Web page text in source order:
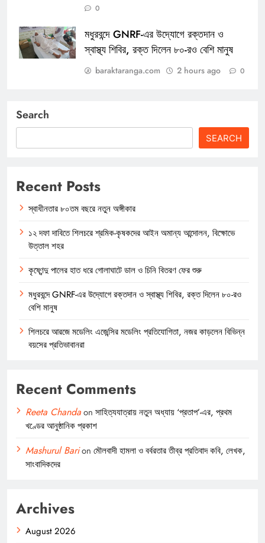
0
মধুরবন্দে GNRF-এর উদ্যোগে রক্তদান ও
স্বাস্থ্য শিবির, রক্ত দিলেন ৮০-রও বেশি মানুষ
baraktaranga.com 2 hours ago 0
Search
SEARCH
Recent Posts
স্বাধীনতার ৮০তম বছরে নতুন অঙ্গীকার
১২ দফা দাবিতে শিলচরে শ্রমিক-কৃষকদের আইন অমান্য আন্দোলন, বিক্ষোভে
উত্তাল শহর
কৃষ্ণেন্দু পালের হাত ধরে গোলাঘাটে ডাল ও চিনি বিতরণ ফের শুরু
মধুরবন্দে GNRF-এর উদ্যোগে রক্তদান ও স্বাস্থ্য শিবির, রক্ত দিলেন ৮০-রও
বেশি মানুষ
শিলচরে আরজে মডেলিং এজেন্সির মডেলিং প্রতিযোগিতা, নজর কাড়লেন বিভিন্ন
বয়সের প্রতিভাবানরা
Recent Comments
Reeta Chandaon সাহিত্যযাত্রায় নতুন অধ্যায় ‘প্রতাপ’-এর, প্রথম
খণ্ডের আনুষ্ঠানিক প্রকাশ
Mashurul Barion মৌলবাদী হামলা ও বর্বরতার তীব্র প্রতিবাদ কবি, লেখক,
সাংবাদিকদের
Archives
August 2026